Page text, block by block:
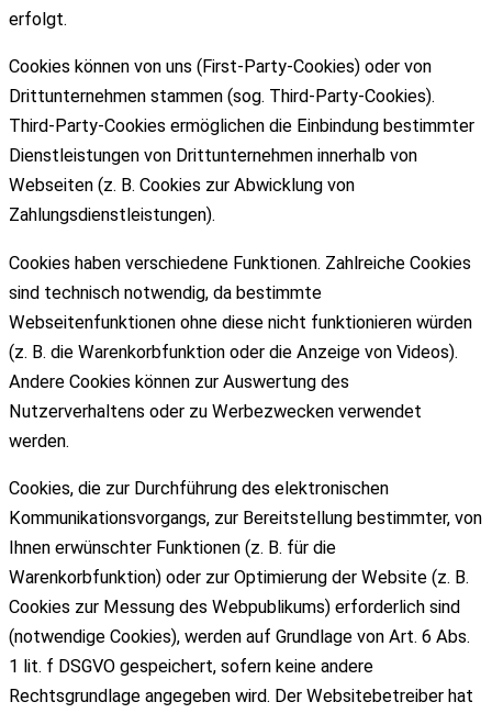
erfolgt.
Cookies können von uns (First-Party-Cookies) oder von
Drittunternehmen stammen (sog. Third-Party-Cookies).
Third-Party-Cookies ermöglichen die Einbindung bestimmter
Dienstleistungen von Drittunternehmen innerhalb von
Webseiten (z. B. Cookies zur Abwicklung von
Zahlungsdienstleistungen).
Cookies haben verschiedene Funktionen. Zahlreiche Cookies
sind technisch notwendig, da bestimmte
Webseitenfunktionen ohne diese nicht funktionieren würden
(z. B. die Warenkorbfunktion oder die Anzeige von Videos).
Andere Cookies können zur Auswertung des
Nutzerverhaltens oder zu Werbezwecken verwendet
werden.
Cookies, die zur Durchführung des elektronischen
Kommunikationsvorgangs, zur Bereitstellung bestimmter, von
Ihnen erwünschter Funktionen (z. B. für die
Warenkorbfunktion) oder zur Optimierung der Website (z. B.
Cookies zur Messung des Webpublikums) erforderlich sind
(notwendige Cookies), werden auf Grundlage von Art. 6 Abs.
1 lit. f DSGVO gespeichert, sofern keine andere
Rechtsgrundlage angegeben wird. Der Websitebetreiber hat